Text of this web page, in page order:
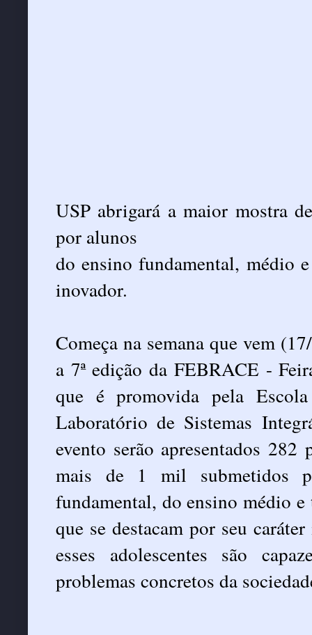
USP abrigará a maior mostra
por alunos
do ensino fundamental, médio
inovador.
Começa na semana que vem
a 7ª edição da FEBRACE -
que é promovida pela
Laboratório de Sistemas
evento serão apresentados
mais de 1 mil submetidos
fundamental, do ensino médio
que se destacam por seu
esses adolescentes são
problemas concretos da